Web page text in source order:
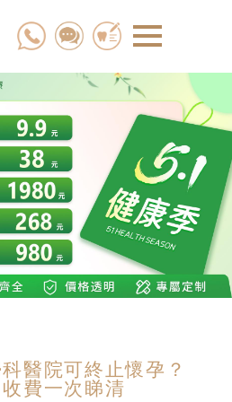
醫院可終止懷孕？
費一次睇清